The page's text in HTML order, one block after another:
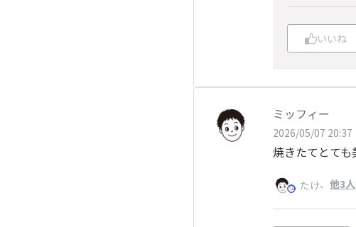
いいね
ミッフィー
2026/05/07 20:37
焼きたてとて
たけ、 他3人